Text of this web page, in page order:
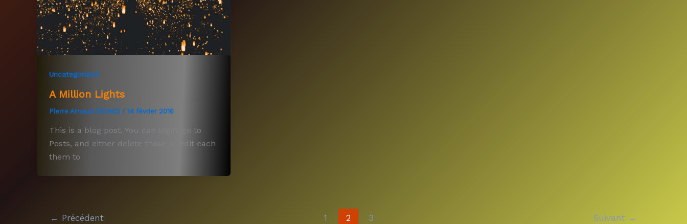
Uncategorized
A Million Lights
Pierre Arnaud (NONO) / 14 février 2016
This is a blog post. You can login, go to
Posts, and either delete these or edit each
them to
← Précédent 1 2 3 Suivant →